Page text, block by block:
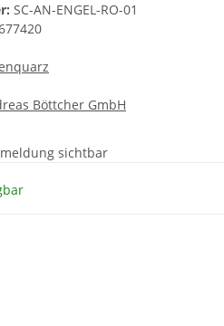
SC-AN-ENGEL-RO-01
Böttcher GmbH
sichtbar